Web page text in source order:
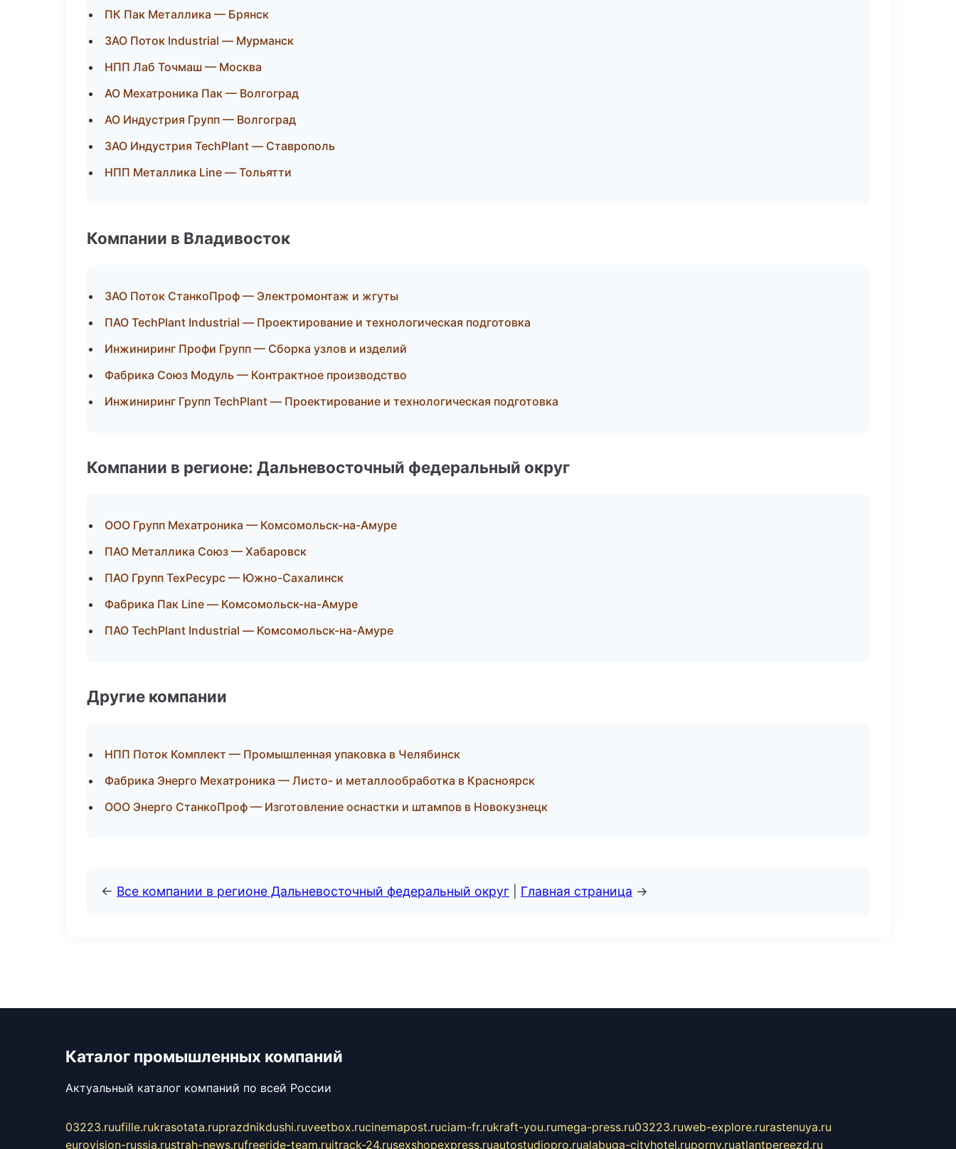
ПК Пак Металлика — Брянск
ЗАО Поток Industrial — Мурманск
НПП Лаб Точмаш — Москва
АО Мехатроника Пак — Волгоград
АО Индустрия Групп — Волгоград
ЗАО Индустрия TechPlant — Ставрополь
НПП Металлика Line — Тольятти
Компании в Владивосток
ЗАО Поток СтанкоПроф — Электромонтаж и жгуты
ПАО TechPlant Industrial — Проектирование и технологическая подготовка
Инжиниринг Профи Групп — Сборка узлов и изделий
Фабрика Союз Модуль — Контрактное производство
Инжиниринг Групп TechPlant — Проектирование и технологическая подготовка
Компании в регионе: Дальневосточный федеральный округ
ООО Групп Мехатроника — Комсомольск-на-Амуре
ПАО Металлика Союз — Хабаровск
ПАО Групп ТехРесурс — Южно-Сахалинск
Фабрика Пак Line — Комсомольск-на-Амуре
ПАО TechPlant Industrial — Комсомольск-на-Амуре
Другие компании
НПП Поток Комплект — Промышленная упаковка в Челябинск
Фабрика Энерго Мехатроника — Листо- и металлообработка в Красноярск
ООО Энерго СтанкоПроф — Изготовление оснастки и штампов в Новокузнецк
← Все компании в регионе Дальневосточный федеральный округ Главная страница →
Каталог промышленных компаний
Актуальный каталог компаний по всей России
03223.ruufille.rukrasotata.ruprazdnikdushi.ruveetbox.rucinemapost.ruciam-fr.rukraft-you.rumega-press.ru03223.ruweb-explore.rurastenuya.ru
eurovision-russia.rustrah-news.rufreeride-team.ruitrack-24.rusexshopexpress.ruautostudiopro.rualabuga-cityhotel.rupornv.ruatlantpereezd.ru